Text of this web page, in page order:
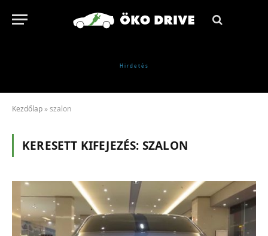
Kezdőlap »szalon
KERESETT KIFEJEZÉS: SZALON